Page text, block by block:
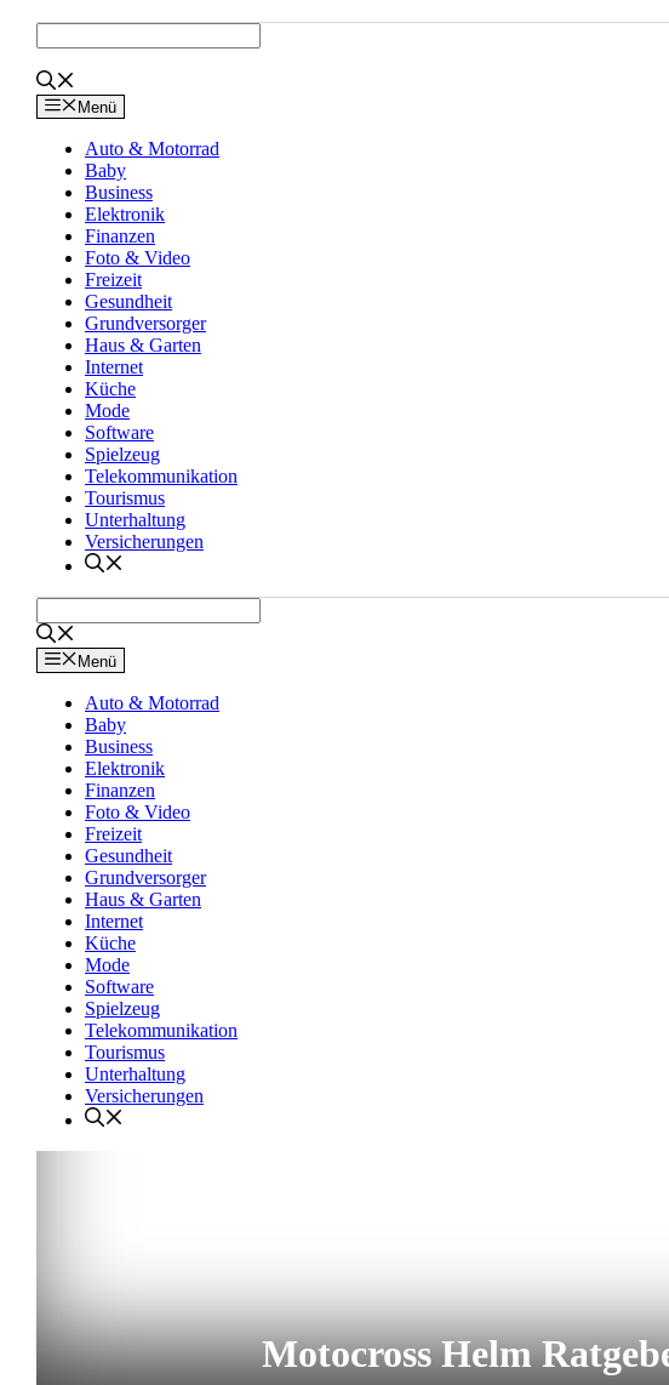
Inhalt
springen
Menü
Auto & Motorrad
Baby
Business
Elektronik
Finanzen
Foto & Video
Freizeit
Gesundheit
Grundversorger
Haus & Garten
Internet
Küche
Mode
Software
Spielzeug
Telekommunikation
Tourismus
Unterhaltung
Versicherungen
Menü
Auto & Motorrad
Baby
Business
Elektronik
Finanzen
Foto & Video
Freizeit
Gesundheit
Grundversorger
Haus & Garten
Internet
Küche
Mode
Software
Spielzeug
Telekommunikation
Tourismus
Unterhaltung
Versicherungen
Motocross Helm